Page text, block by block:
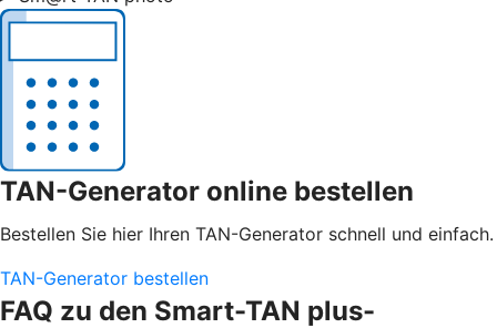
TAN-Generator online bestellen
Bestellen Sie hier Ihren TAN-Generator schnell und einfach.
TAN-Generator bestellen
FAQ zu den Smart-TAN plus-